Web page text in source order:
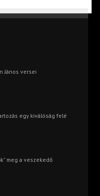
János versei
egy kiválóság felé
meg a veszekedő